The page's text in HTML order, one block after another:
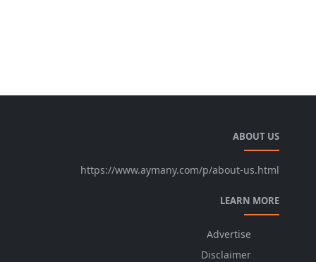
ABOUT US
https://www.aymany.com/p/about-us.html
LEARN MORE
Advertise
Disclaimer